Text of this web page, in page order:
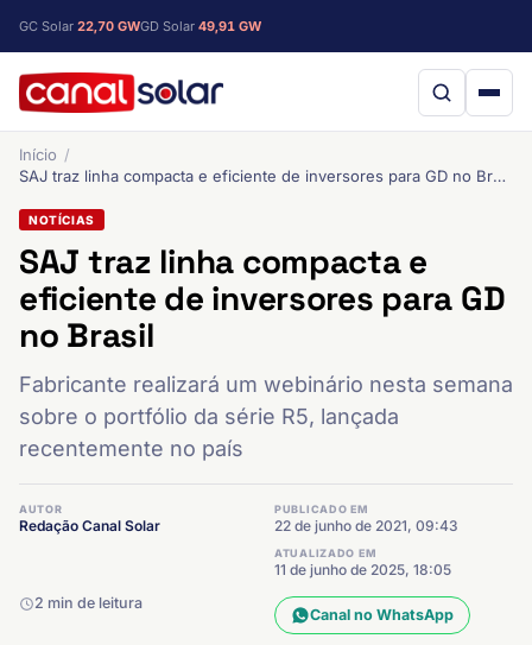
GC Solar 22,70 GWGD Solar 49,91 GW
Início
SAJ traz linha compacta e eficiente de inversores para GD no Brasil
NOTÍCIAS
SAJ traz linha compacta e
eficiente de inversores para GD
no Brasil
Fabricante realizará um webinário nesta semana
sobre o portfólio da série R5, lançada
recentemente no país
AUTOR
Redação Canal Solar
PUBLICADO EM
22 de junho de 2021, 09:43
ATUALIZADO EM
11 de junho de 2025, 18:05
2 min de leitura
Canal no WhatsApp